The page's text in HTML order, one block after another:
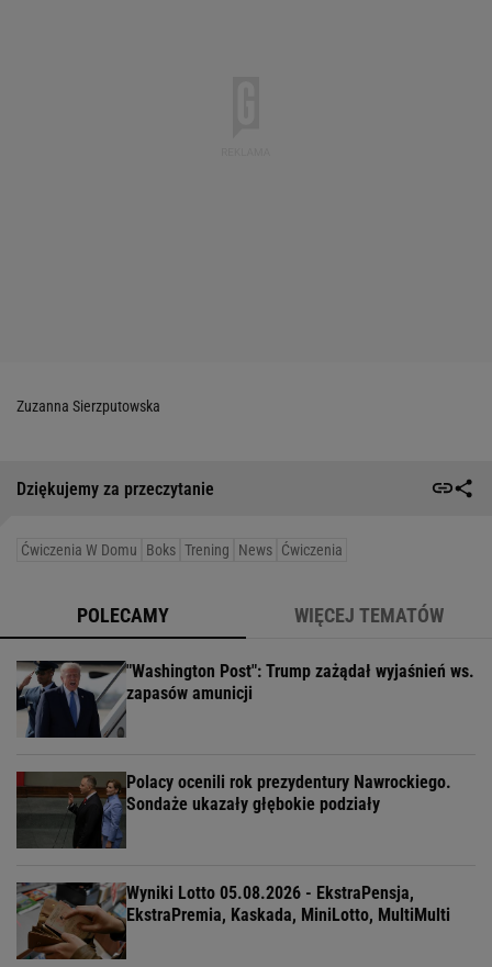
Zuzanna Sierzputowska
Dziękujemy za przeczytanie
Ćwiczenia W Domu Boks Trening News Ćwiczenia
POLECAMY WIĘCEJ TEMATÓW
"Washington Post": Trump zażądał wyjaśnień ws.
zapasów amunicji
Polacy ocenili rok prezydentury Nawrockiego.
Sondaże ukazały głębokie podziały
Wyniki Lotto 05.08.2026 - EkstraPensja,
EkstraPremia, Kaskada, MiniLotto, MultiMulti